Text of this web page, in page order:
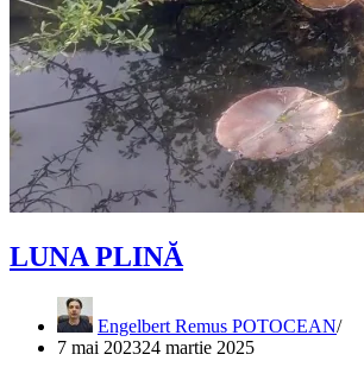
LUNA PLINĂ
Engelbert Remus POTOCEAN
7 mai 202324 martie 2025